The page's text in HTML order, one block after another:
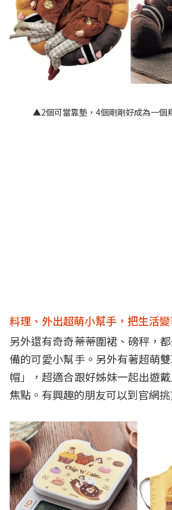
▲2個可當靠墊，4個剛剛好成為一個
料理、外出超萌小幫手，把生活
另外還有奇奇蒂蒂圍裙、磅秤，
備的可愛小幫手。另外有著超萌
帽」，超適合跟好姊妹一起出遊
焦點。有興趣的朋友可以到官網挑